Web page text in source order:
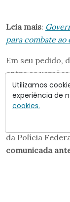
Leia mais:
para combate
Em seu pedido,
entre as
chefe daPF
eventual
batizada de
entretanto,
da Polícia
comunicada
Utilizamos
experiência de
cookies.